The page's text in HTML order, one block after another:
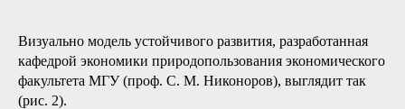
Визуально модель устойчивого развития, разработанная
кафедрой экономики природопользования экономического
факультета МГУ (проф. С. М. Никоноров), выглядит так
(рис. 2).